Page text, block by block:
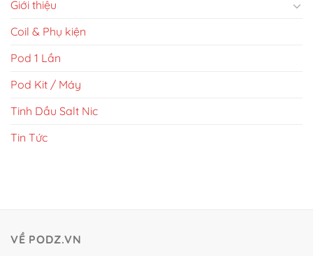
Giới thiệu
Coil & Phụ kiện
Pod 1 Lần
Pod Kit / Máy
Tinh Dầu Salt Nic
Tin Tức
VỀ PODZ.VN